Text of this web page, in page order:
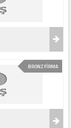
BRONZ FİRMA